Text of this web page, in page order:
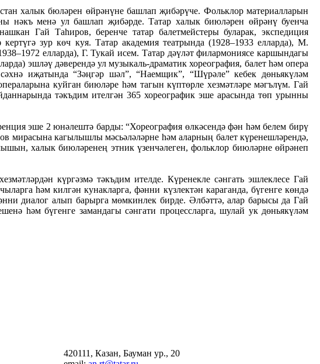
халык бюләрен өйрәнүне башлап җибәрүче. Фольклор материалларын
нәкъ менә ул башлап җибәрде. Татар халык биюләрен өйрәнү буенча
Гай Таһиров, беренче татар балетмейстеры буларак, экспедиция
зур көч куя. Татар академия театрында (1928–1933 елларда), М.
елларда), Г. Тукай исем. Татар дәүләт филармониясе каршындагы
эшләү дәверендә ул музыкаль-драматик хореография, балет һәм опера
иҗатында “Зәңгәр шәл”, “Наемщик”, “Шүрәле” кебек дөньякүләм
куйган биюләре һәм тагын күптөрле хезмәтләре мәгълүм. Гай
тәкъдим ителгән 365 хореографик эше арасында төп урынны
эше 2 юнәлештә барды: “Хореография өлкәсендә фән һәм белем бирү
мирасына кагылышлы мәсьәләләрне һәм аларның балет күренешләрендә,
халык биюләренең этник үзенчәлеген, фольклор биюләрне өйрәнеп
күргәзмә тәкъдим ителде. Күренекле сәнгать эшлеклесе Гай
һәм килгән кунакларга, фәнни күзлектән караганда, бүгенге көндә
диалог алып барырга мөмкинлек бирде. Әлбәттә, алар барысы да Гай
һәм бүгенге замандагы сәнгати процессларга, шулай ук дөньякүләм
420111, Казан, Бауман ур., 20